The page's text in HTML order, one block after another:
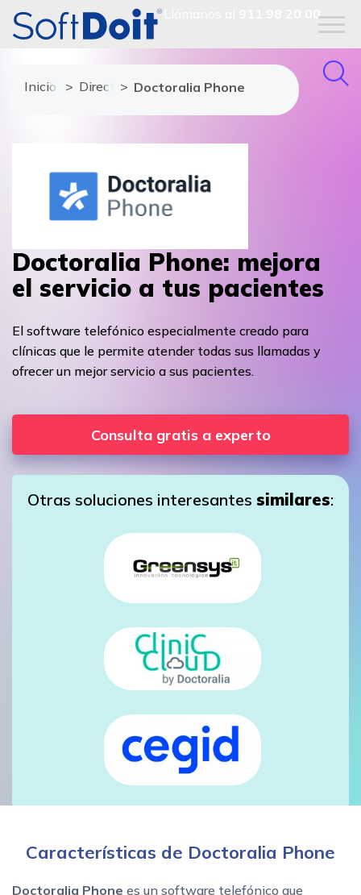
911 98 20 00
Inicio Directorio de proveedores
Doctoralia Phone
Doctoralia Phone: mejora
el servicio a tus pacientes
El software telefónico especialmente creado para
clínicas que le permite atender todas sus llamadas y
ofrecer un mejor servicio a sus pacientes.
Consulta gratis a experto
Otras soluciones interesantes similares:
Características de Doctoralia Phone
Doctoralia Phone es un software telefónico que